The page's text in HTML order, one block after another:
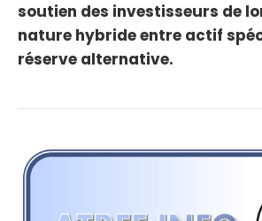
soutien des investisseurs de
nature hybride entre actif
réserve alternative.